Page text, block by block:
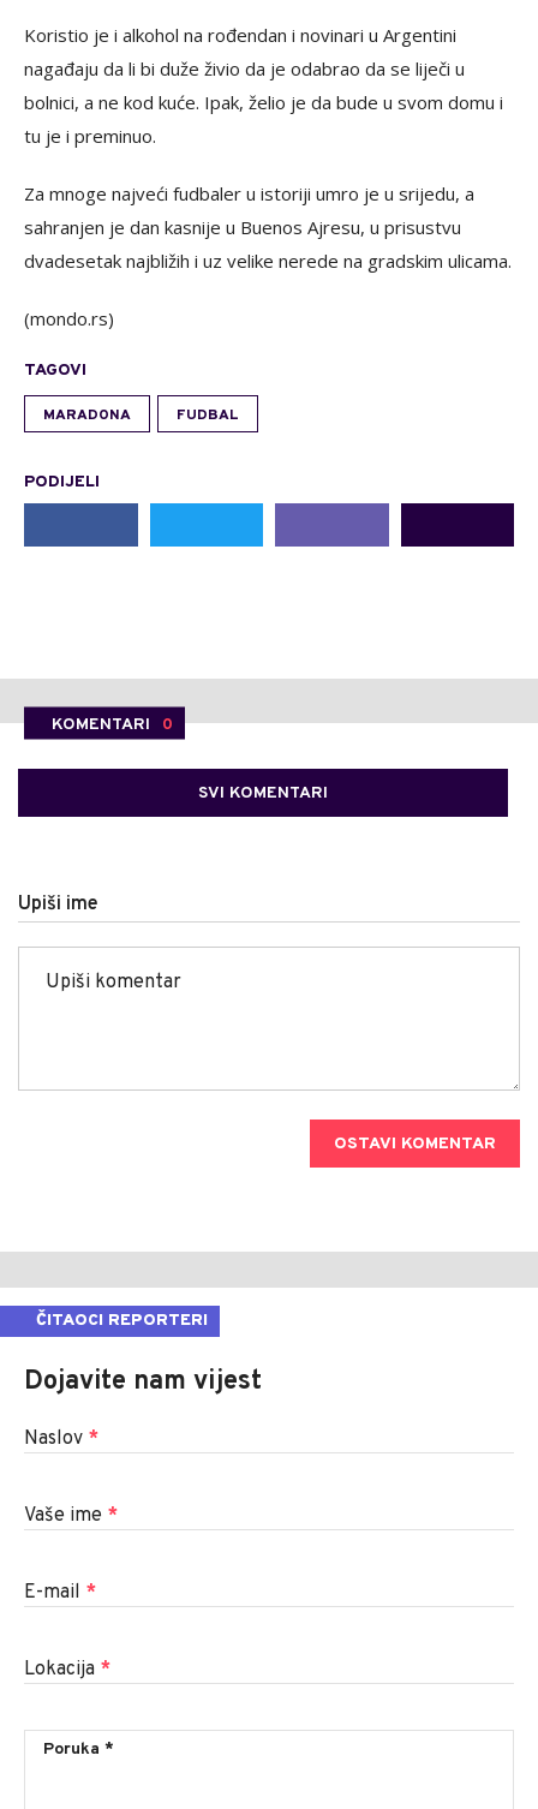
Koristio je i alkohol na rođendan i novinari u Argentini
nagađaju da li bi duže živio da je odabrao da se liječi u
bolnici, a ne kod kuće. Ipak, želio je da bude u svom domu i
tu je i preminuo.
Za mnoge najveći fudbaler u istoriji umro je u srijedu, a
sahranjen je dan kasnije u Buenos Ajresu, u prisustvu
dvadesetak najbližih i uz velike nerede na gradskim ulicama.
(mondo.rs)
TAGOVI
MARADONA FUDBAL
PODIJELI
KOMENTARI 0
SVI KOMENTARI
Upiši ime
OSTAVI KOMENTAR
ČITAOCI REPORTERI
Dojavite nam vijest
Naslov *
Vaše ime *
E-mail *
Lokacija *